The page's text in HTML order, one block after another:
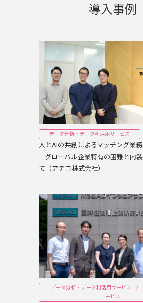
導入事例
データ分析・データ利活用サービス
人とAIの共創によるマッチング業
– グローバル企業特有の困難と内
て（アデコ株式会社）
データ分析・データ利活用サービス /
ービス